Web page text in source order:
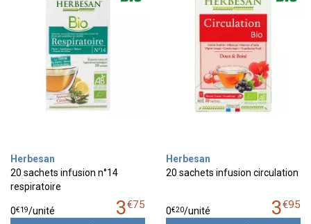
Herbesan
20 sachets infusion n°14
respiratoire
3€75
0€19/unité
Herbesan
20 sachets infusion circulation
3€95
0€20/unité